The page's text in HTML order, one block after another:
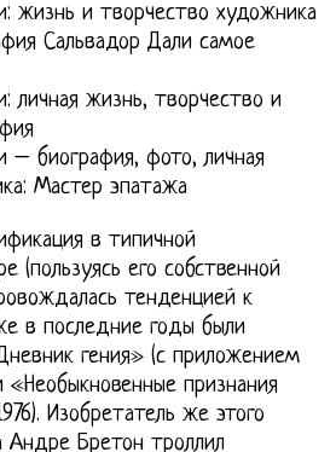
жизнь и творчество художника
Сальвадор Дали самое
личная жизнь, творчество и
– биография, фото, личная
Мастер эпатажа
в типичной
(пользуясь его собственной
тенденцией к
в последние годы были
гения» (с приложением
признания
Изобретатель же этого
Андре Бретон троллил